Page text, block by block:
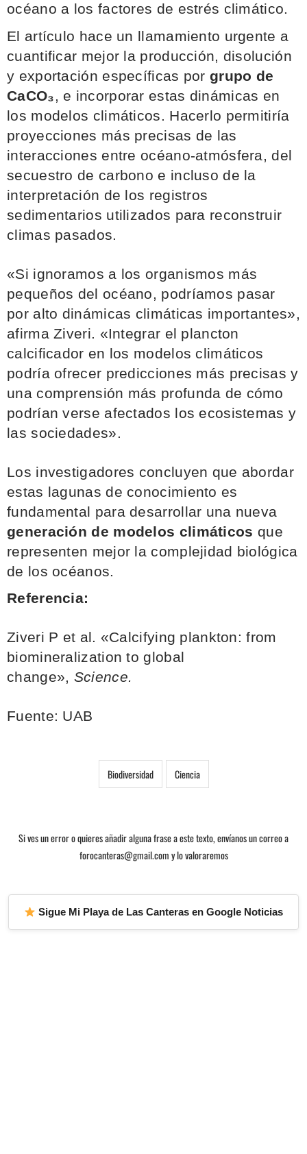
océano a los factores de estrés climático.
El artículo hace un llamamiento urgente a
cuantificar mejor la producción, disolución
y exportación específicas por grupo de
CaCO₃ , e incorporar estas dinámicas en
los modelos climáticos. Hacerlo permitiría
proyecciones más precisas de las
interacciones entre océano-atmósfera, del
secuestro de carbono e incluso de la
interpretación de los registros
sedimentarios utilizados para reconstruir
climas pasados.
«Si ignoramos a los organismos más
pequeños del océano, podríamos pasar
por alto dinámicas climáticas importantes»,
afirma Ziveri. «Integrar el plancton
calcificador en los modelos climáticos
podría ofrecer predicciones más precisas y
una comprensión más profunda de cómo
podrían verse afectados los ecosistemas y
las sociedades».
Los investigadores concluyen que abordar
estas lagunas de conocimiento es
fundamental para desarrollar una nueva
generación de modelos climáticos que
representen mejor la complejidad biológica
de los océanos.
Referencia:
Ziveri P et al. «Calcifying plankton: from
biomineralization to global
change», Science.
Fuente: UAB
Biodiversidad Ciencia
Si ves un error o quieres añadir alguna frase a este texto, envíanos un correo a
forocanteras@gmail.com y lo valoraremos
Sigue Mi Playa de Las Canteras en Google Noticias